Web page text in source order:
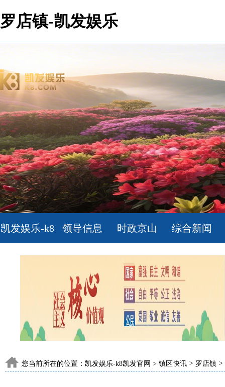
罗店镇-凯发娱乐
凯发娱乐-k8
凯发官网
领导信息 时政京山 综合新闻
您当前所在的位置： 凯发娱乐-k8凯发官网 > 镇区快讯 > 罗店镇 >